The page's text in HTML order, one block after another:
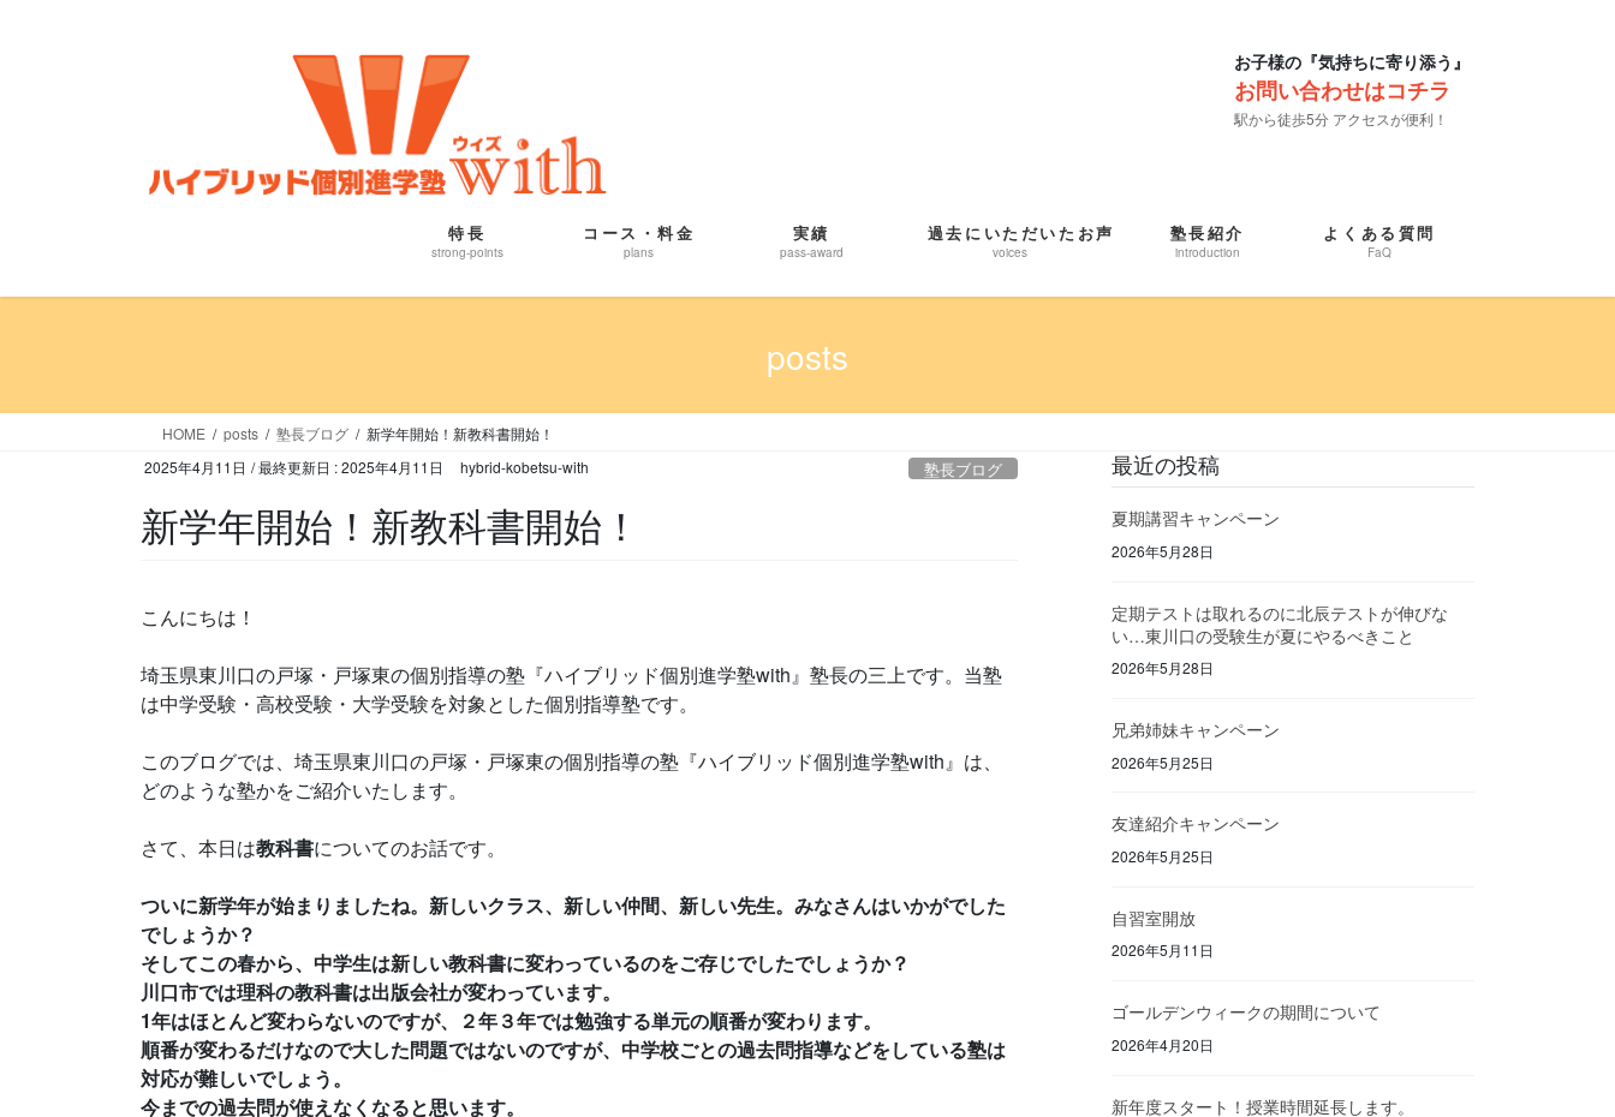
お子様の『気持ちに寄り添う』
お問い合わせはコチラ
駅から徒歩5分 アクセスが便利！
特長
strong-points
コース・料金
plans
実績
pass-award
過去にいただいたお声
voices
塾長紹介
introduction
よくある質問
FaQ
posts
HOME posts 塾長ブログ
新学年開始！新教科書開始！
2025年4月11日 / 最終更新日 :2025年4月11日 hybrid-kobetsu-with 塾長ブログ
新学年開始！新教科書開始！
こんにちは！
埼玉県東川口の戸塚・戸塚東の個別指導の塾『ハイブリッド個別進学塾with』塾長の三上です。当塾
は中学受験・高校受験・大学受験を対象とした個別指導塾です。
このブログでは、埼玉県東川口の戸塚・戸塚東の個別指導の塾『ハイブリッド個別進学塾with』は、
どのような塾かをご紹介いたします。
さて、本日は教科書についてのお話です。
ついに新学年が始まりましたね。新しいクラス、新しい仲間、新しい先生。みなさんはいかがでした
でしょうか？
そしてこの春から、中学生は新しい教科書に変わっているのをご存じでしたでしょうか？
川口市では理科の教科書は出版会社が変わっています。
1年はほとんど変わらないのですが、２年３年では勉強する単元の順番が変わります。
順番が変わるだけなので大した問題ではないのですが、中学校ごとの過去問指導などをしている塾は
対応が難しいでしょう。
今までの過去問が使えなくなると思います。
最近の投稿
夏期講習キャンペーン
2026年5月28日
定期テストは取れるのに北辰テストが伸びな
い…東川口の受験生が夏にやるべきこと
2026年5月28日
兄弟姉妹キャンペーン
2026年5月25日
友達紹介キャンペーン
2026年5月25日
自習室開放
2026年5月11日
ゴールデンウィークの期間について
2026年4月20日
新年度スタート！授業時間延長します。